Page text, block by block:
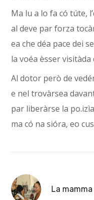
Ma lu a lo fa có túte,
al deve par forza
ea che déa pace dei
la voéa èsser
Al dotor però de
e nel trovàrsea
par liberàrse la po.izìa
ma có na sióra, eo
La